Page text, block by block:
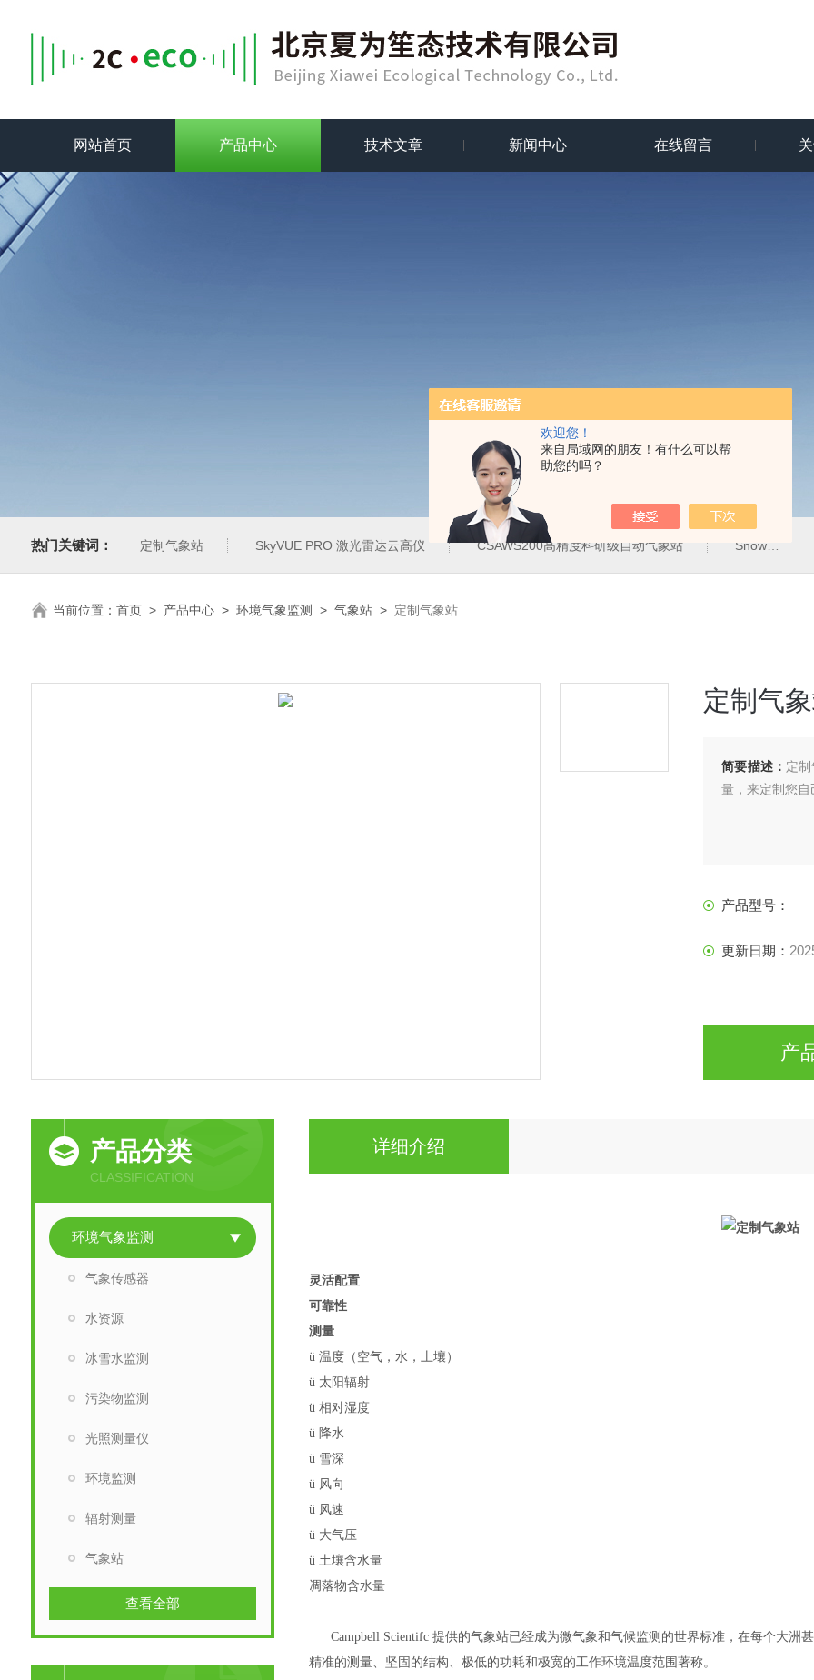
欢迎您！
来自局域网的朋友！有什么可以帮
助您的吗？
网站首页 产品中心 技术文章 新闻中心 在线留言
热门关键词： 定制气象站 SkyVUE PRO 激光雷达云高仪 CSAWS200高精度科研级自动气象站 SnowVUE10数字雪深传感器
当前位置： 首页> 产品中心> 环境气象监测 > 气象站> 定制气象站
定制气
简要描述： 定
量，来定制您自
产品型号：
更新日期：
产
产品分类
CLASSIFICATION
环境气象监测
气象传感器
水资源
冰雪水监测
污染物监测
光照测量仪
环境监测
辐射测量
气象站
查看全部
详细介绍
灵活配置
可靠性
测量
ü 温度（空气，水，土壤）
ü 太阳辐射
ü 相对湿度
ü 降水
ü 雪深
ü 风向
ü 风速
ü 大气压
ü 土壤含水量
凋落物含水量
Campbell Scientifc 提供的气象站已经成为微气象和气候监测的世界标准，在每个大洲
精准的测量、坚固的结构、极低的功耗和极宽的工作环境温度范围著称。